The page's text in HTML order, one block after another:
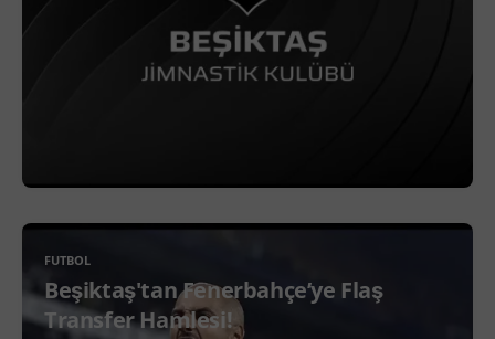
FUTBOL
Beşiktaş'tan Fenerbahçe’ye Flaş
Transfer Hamlesi!